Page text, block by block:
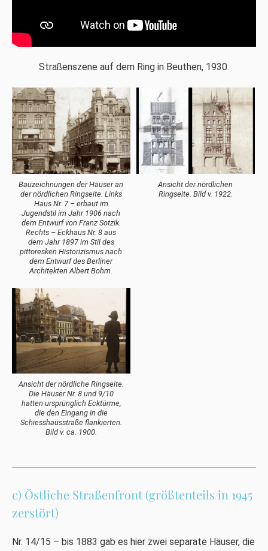
Straßenszene auf dem Ring in Beuthen, 1930.
Bauzeichnungen der Häuser an
der nördlichen Ringseite. Links
Haus Nr. 7 – erbaut im
Jugendstil im Jahr 1906 nach
dem Entwurf von Franz Sotzik.
Rechts – Eckhaus Nr. 8 aus
dem Jahr 1897 im Stil des
pittoresken Historizismus nach
dem Entwurf des Berliner
Architekten Albert Bohm.
Ansicht der nördlichen
Ringseite. Bild v. 1922.
Ansicht der nördliche Ringseite.
Die Häuser Nr. 8 und 9/10
hatten ursprünglich Ecktürme,
die den Eingang in die
Schiesshausstraße flankierten.
Bild v. ca. 1900.
c) Östliche Straßenfront (größtenteils in 1945
zerstört)
Nr. 14/15 – bis 1883 gab es hier zwei separate Häuser, die